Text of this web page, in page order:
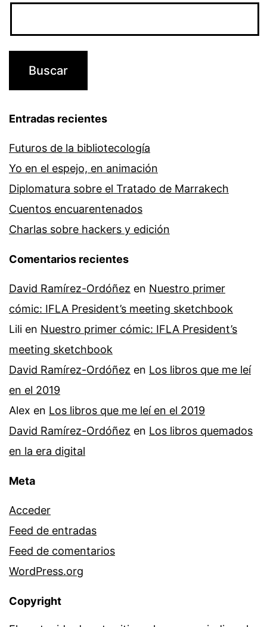
Entradas recientes
Futuros de la bibliotecología
Yo en el espejo, en animación
Diplomatura sobre el Tratado de Marrakech
Cuentos encuarentenados
Charlas sobre hackers y edición
Comentarios recientes
David Ramírez-Ordóñez en Nuestro primer
cómic: IFLA President’s meeting sketchbook
Lili en Nuestro primer cómic: IFLA President’s
meeting sketchbook
David Ramírez-Ordóñez en Los libros que me leí
en el 2019
Alex en Los libros que me leí en el 2019
David Ramírez-Ordóñez en Los libros quemados
en la era digital
Meta
Acceder
Feed de entradas
Feed de comentarios
WordPress.org
Copyright